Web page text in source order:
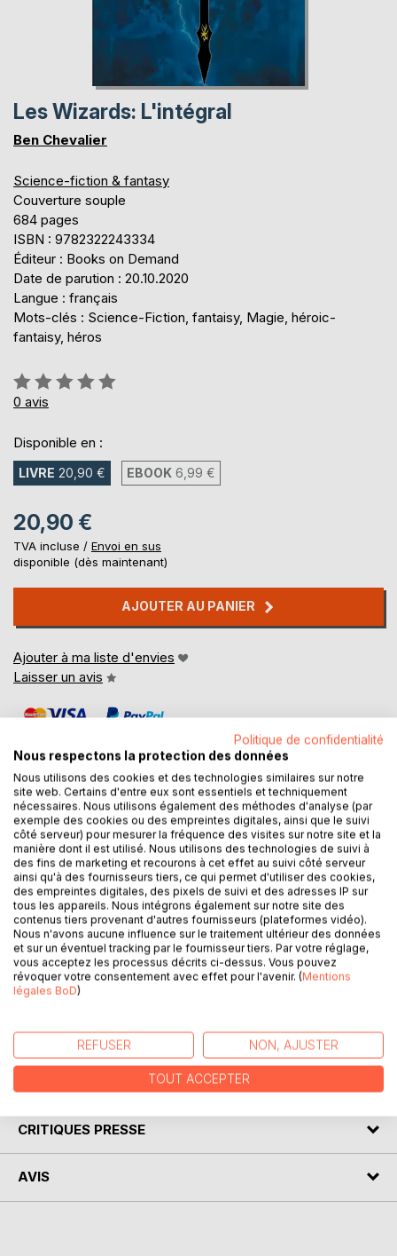
Les Wizards: L'intégral
Ben Chevalier
Science-fiction & fantasy
Couverture souple
684 pages
ISBN : 9782322243334
Éditeur : Books on Demand
Date de parution : 20.10.2020
Langue : français
Mots-clés : Science-Fiction, fantaisy, Magie, héroic-
fantaisy, héros
Évaluation:
0%
0 avis
Disponible en :
LIVRE 20,90 € EBOOK 6,99 €
20,90 €
TVA incluse / Envoi en sus
disponible (dès maintenant)
AJOUTER AU PANIER
Ajouter à ma liste d'envies
Laisser un avis
DESCRIPTION
Contraint de rejoindre une Académie de magie pour
apprendre à contrôler ses pouvoirs, Killian se retrouve loin
de sa vie d'avant pour affronter cette épreuve.
Cette organisation deviendra le bouclier qui protège
l'humanité et changera la vie de bien des magiciens...
Voyageant à travers le monde pour débusquer ses
ennemis, il prendra peu à peu conscience de la beauté de
la magie malgré les dangers qui se dressent face à lui.
complot que la Terre ait jamais connu?
CRITIQUES PRESSE
AVIS
Politique de confidentialité
Nous respectons la protection des données
Nous utilisons des cookies et des technologies similaires sur notre
site web. Certains d'entre eux sont essentiels et techniquement
nécessaires. Nous utilisons également des méthodes d'analyse (par
exemple des cookies ou des empreintes digitales, ainsi que le suivi
côté serveur) pour mesurer la fréquence des visites sur notre site et la
manière dont il est utilisé. Nous utilisons des technologies de suivi à
des fins de marketing et recourons à cet effet au suivi côté serveur
ainsi qu'à des fournisseurs tiers, ce qui permet d'utiliser des cookies,
des empreintes digitales, des pixels de suivi et des adresses IP sur
tous les appareils. Nous intégrons également sur notre site des
contenus tiers provenant d'autres fournisseurs (plateformes vidéo).
Nous n'avons aucune influence sur le traitement ultérieur des données
et sur un éventuel tracking par le fournisseur tiers. Par votre réglage,
vous acceptez les processus décrits ci-dessus. Vous pouvez
révoquer votre consentement avec effet pour l'avenir. (Mentions
légales BoD)
REFUSER NON, AJUSTER
TOUT ACCEPTER